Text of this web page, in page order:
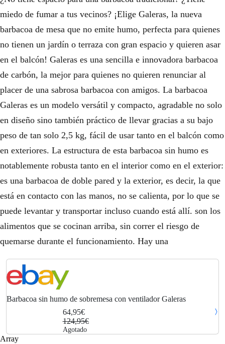
l
r
a
:
2
4
,
9
5
€
s
6
4
,
5
€
.
miedo de fumar a tus vecinos? ¡Elige Galeras, la nueva
barbacoa de mesa que no emite humo, perfecta para quienes
no tienen un jardín o terraza con gran espacio y quieren asar
en el balcón! Galeras es una sencilla e innovadora barbacoa
de carbón, la mejor para quienes no quieren renunciar al
placer de una sabrosa barbacoa con amigos. La barbacoa
Galeras es un modelo versátil y compacto, agradable no solo
en diseño sino también práctico de llevar gracias a su bajo
peso de tan solo 2,5 kg, fácil de usar tanto en el balcón como
en exteriores. La estructura de esta barbacoa sin humo es
notablemente robusta tanto en el interior como en el exterior:
es una barbacoa de doble pared y la exterior, es decir, la que
está en contacto con las manos, no se calienta, por lo que se
puede levantar y transportar incluso cuando está allí. son los
alimentos que se cocinan arriba, sin correr el riesgo de
quemarse durante el funcionamiento. Hay una
Barbacoa sin humo de sobremesa con ventilador Galeras
64,95€
124,95€
Agotado
Array